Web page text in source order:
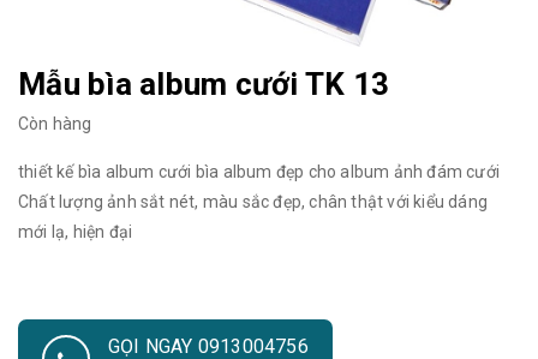
Mẫu bìa album cưới TK 13
Còn hàng
thiết kế bìa album cưới bìa album đẹp cho album ảnh đám cưới
Chất lượng ảnh sắt nét, màu sắc đẹp, chân thật với kiểu dáng
mới lạ, hiện đại
GỌI NGAY 0913004756